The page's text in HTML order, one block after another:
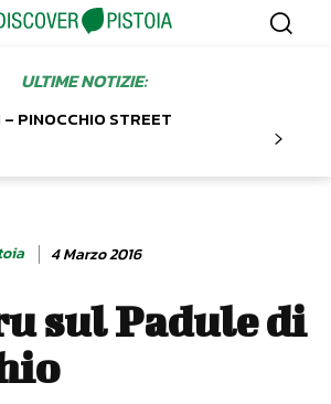
ULTIME NOTIZIE:
PINOCCHIO STREET
4 Marzo 2016
sul Padule di